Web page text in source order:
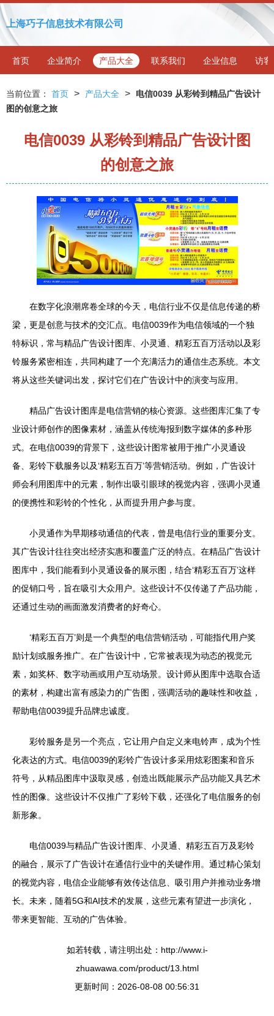
上海巧子信息技术有限公司
首页 企业简介 产品大全 联系我们 企业信息 访客
当前位置： 首页 > 产品大全 >
电信0039 从彩铃到精品广告设计
图的创意之旅
电信0039 从彩铃到精品广告设计图
的创意之旅
在数字化浪潮席卷全球的今天，电信行业不仅是信息传递的桥
梁，更是创意与技术的交汇点。电信0039作为电信领域的一个独
特标识，常与精品广告设计图库、小灵通、精彩五百万活动以及彩
铃服务紧密相连，共同构建了一个充满活力的通信生态系统。本文
将从这些关键词出发，探讨它们在广告设计中的演变与应用。
精品广告设计图库是电信营销的核心资源。这些图库汇集了专
业设计师创作的图像素材，涵盖从传统海报到数字媒体的多种形
式。在电信0039的背景下，这些设计图常被用于推广小灵通设
备、彩铃下载服务以及‘精彩五百万’等营销活动。例如，广告设计
师会利用图库中的元素，制作出吸引眼球的视觉内容，强调小灵通
的便携性和彩铃的个性化，从而提升用户参与度。
小灵通作为早期移动通信的代表，曾是电信行业的重要分支。
其广告设计往往突出经济实惠和覆盖广泛的特点。在精品广告设计
图库中，我们能看到小灵通设备的展示图，结合‘精彩五百万’这样
的促销口号，旨在吸引大众用户。这些设计不仅传递了产品功能，
还通过生动的画面激发消费者的好奇心。
‘精彩五百万’则是一个典型的电信营销活动，可能指代用户奖
励计划或服务推广。在广告设计中，它常被表现为动态的视觉元
素，如奖杯、数字动画或用户互动场景。设计师从图库中选取合适
的素材，构建出富有感染力的广告图，强调活动的趣味性和收益，
帮助电信0039提升品牌忠诚度。
彩铃服务是另一个亮点，它让用户自定义来电铃声，成为个性
化表达的方式。电信0039的彩铃广告设计多采用炫彩图案和音乐
符号，从精品图库中汲取灵感，创造出既能展示产品功能又具艺术
性的图像。这些设计不仅推广了彩铃下载，还强化了电信服务的创
新形象。
电信0039与精品广告设计图库、小灵通、精彩五百万及彩铃
的融合，展示了广告设计在通信行业中的关键作用。通过精心策划
的视觉内容，电信企业能够有效传达信息、吸引用户并推动业务增
长。未来，随着5G和AI技术的发展，这些元素有望进一步演化，
带来更智能、互动的广告体验。
如若转载，请注明出处：http://www.i-
zhuawawa.com/product/13.html
更新时间：2026-08-08 00:56:31